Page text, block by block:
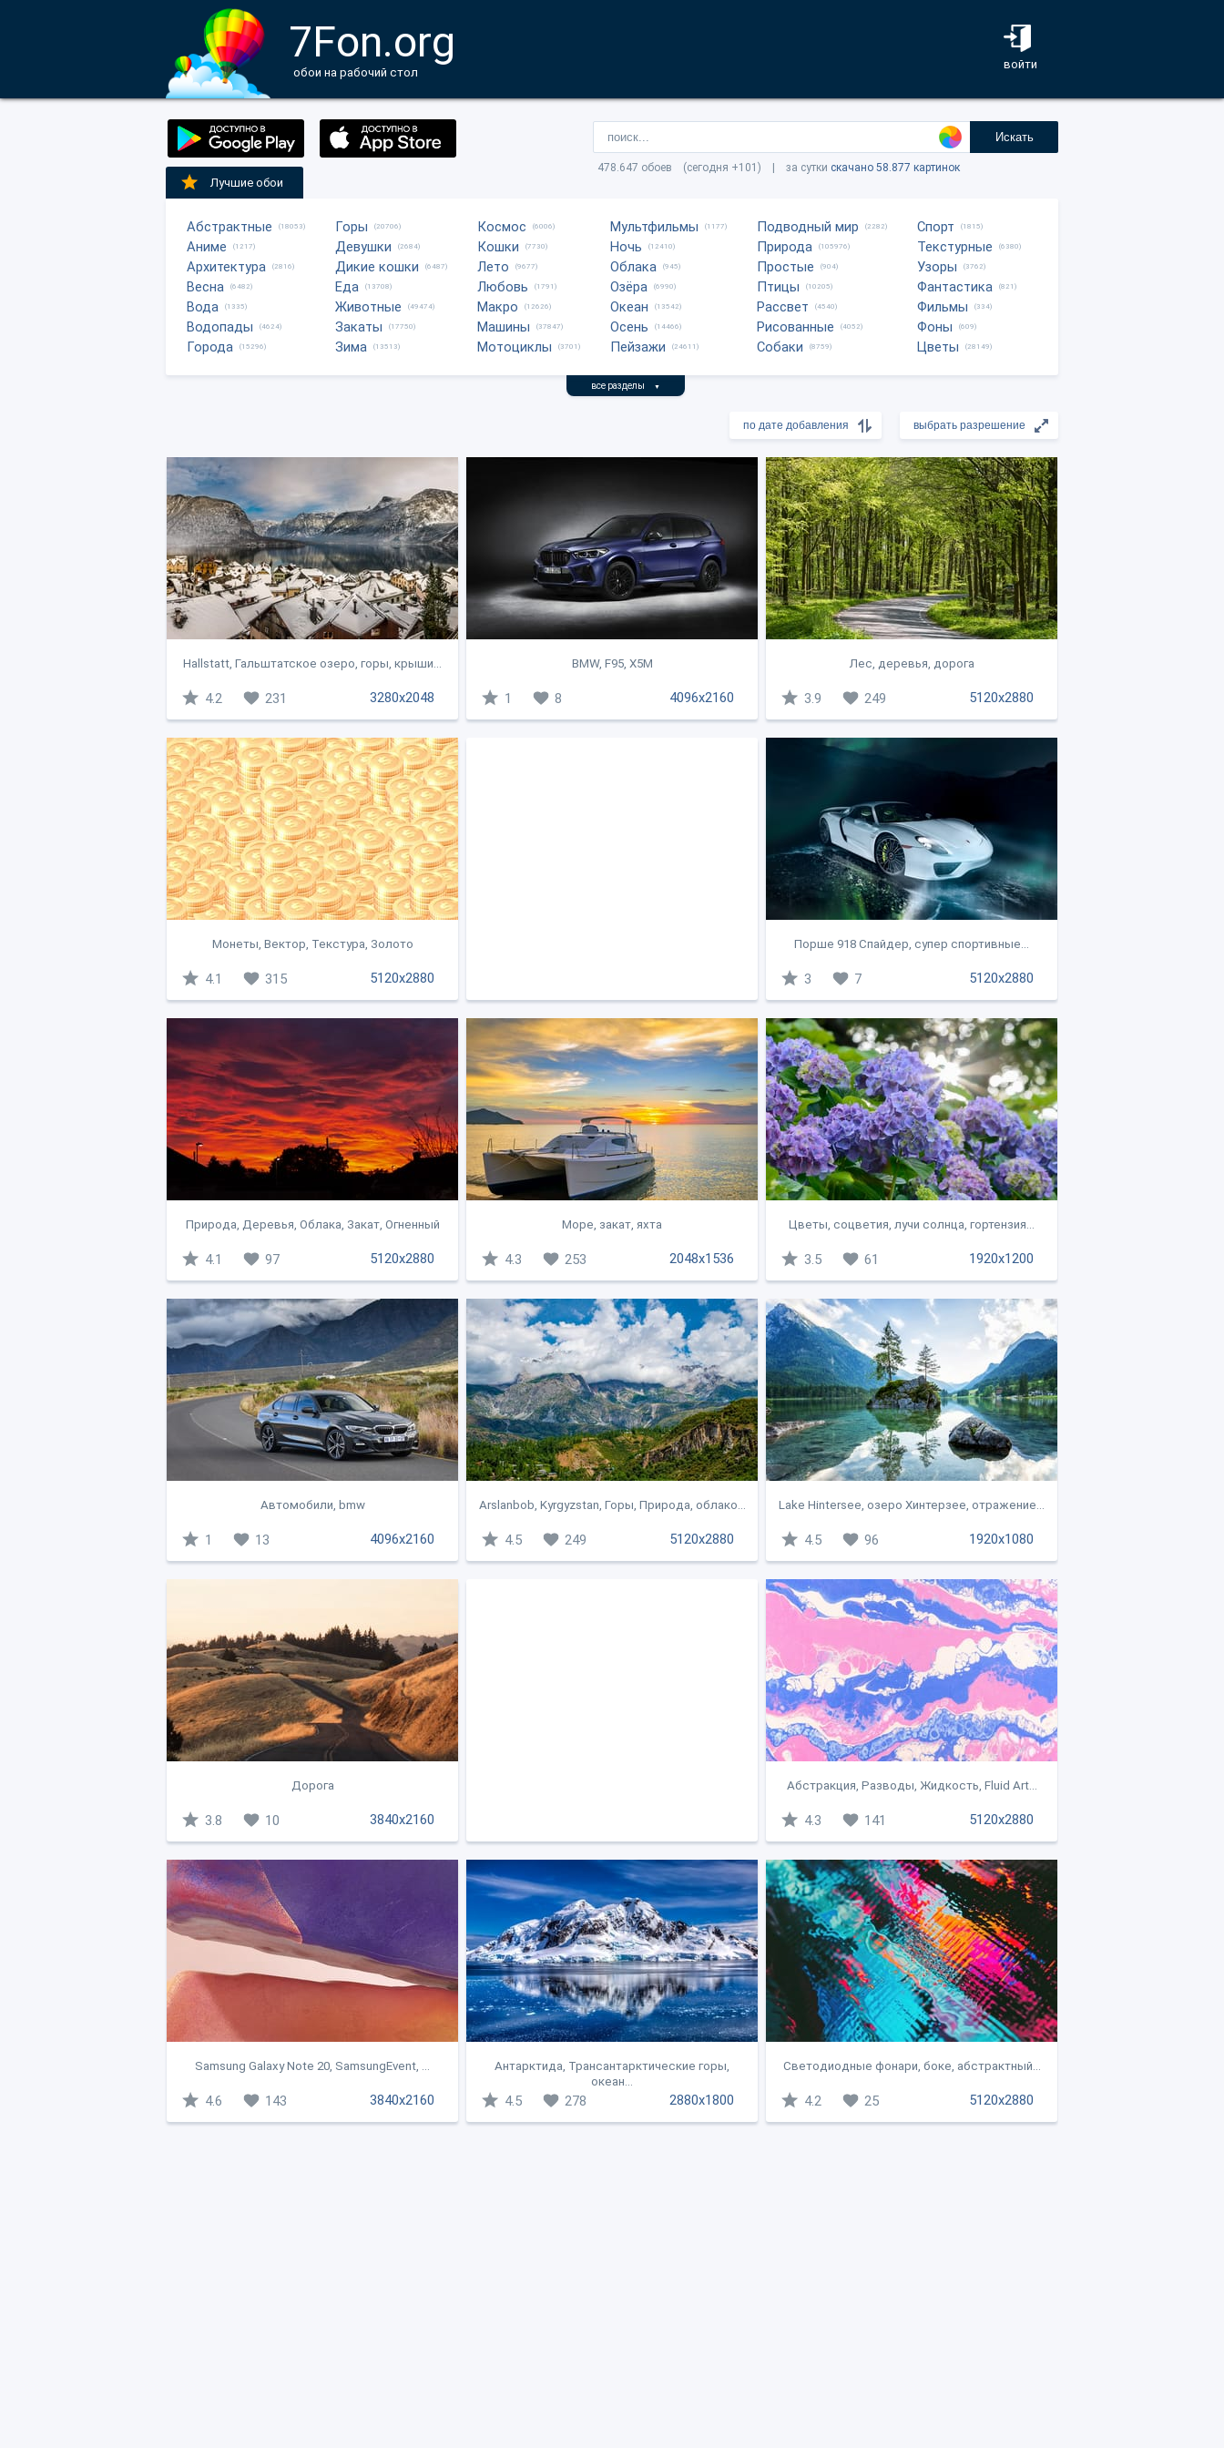
7Fon.org
обои на рабочий стол
войти
Искать
478.647 обоев (сегодня +101) | за сутки скачано 58.877 картинок
Лучшие обои
Абстрактные (18053)
Аниме (1217)
Архитектура (2816)
Весна (6482)
Вода (1335)
Водопады (4624)
Города (15296)
Горы (20706)
Девушки (2684)
Дикие кошки (6487)
Еда (13708)
Животные (49474)
Закаты (17750)
Зима (13513)
Космос (6006)
Кошки (7730)
Лето (9677)
Любовь (1791)
Макро (12626)
Машины (37847)
Мотоциклы (3701)
Мультфильмы (1177)
Ночь (12410)
Облака (945)
Озёра (6990)
Океан (13542)
Осень (14466)
Пейзажи (24611)
Подводный мир (2282)
Природа (105976)
Простые (904)
Птицы (10205)
Рассвет (4540)
Рисованные (4052)
Собаки (8759)
Спорт (1815)
Текстурные (6380)
Узоры (3762)
Фантастика (821)
Фильмы (334)
Фоны (609)
Цветы (28149)
все разделы ▼
Hallstatt, Гальштатское озеро, горы, крыши...
3280x2048
4.2 231
BMW, F95, X5M
4096x2160
1 8
Лес, деревья, дорога
5120x2880
3.9 249
Монеты, Вектор, Текстура, Золото
5120x2880
4.1 315
Порше 918 Спайдер, супер спортивные...
5120x2880
3 7
Природа, Деревья, Облака, Закат, Огненный
5120x2880
4.1 97
Море, закат, яхта
2048x1536
4.3 253
Цветы, соцветия, лучи солнца, гортензия...
1920x1200
3.5 61
Автомобили, bmw
4096x2160
1 13
Arslanbob, Kyrgyzstan, Горы, Природа, облако...
5120x2880
4.5 249
Lake Hintersee, озеро Хинтерзее, отражение...
1920x1080
4.5 96
Дорога
3840x2160
3.8 10
Абстракция, Разводы, Жидкость, Fluid Art...
5120x2880
4.3 141
Samsung Galaxy Note 20, SamsungEvent, ...
3840x2160
4.6 143
Антарктида, Трансантарктические горы,
океан...
2880x1800
4.5 278
Светодиодные фонари, боке, абстрактный...
5120x2880
4.2 25